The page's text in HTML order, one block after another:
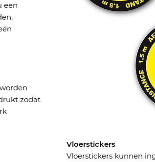
een
zodat
​​Vloerstickers
Vloerstickers kunnen